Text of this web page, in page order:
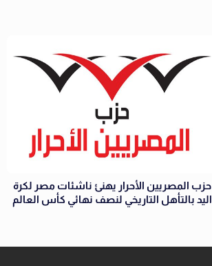
حزب المصريين الأحرار يهنئ ناشئات مصر لكرة
اليد بالتأهل التاريخي لنصف نهائي كأس العالم